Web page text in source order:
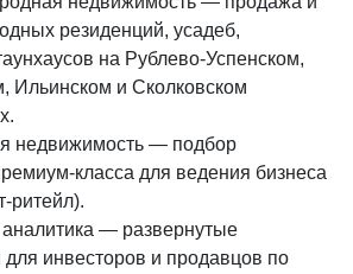
резиденций, усадеб,
на Рублево-Успенском,
Ильинском и Сколковском
недвижимость — подбор
класса для ведения бизнеса
ритейл).
аналитика — развернутые
для инвесторов и продавцов по